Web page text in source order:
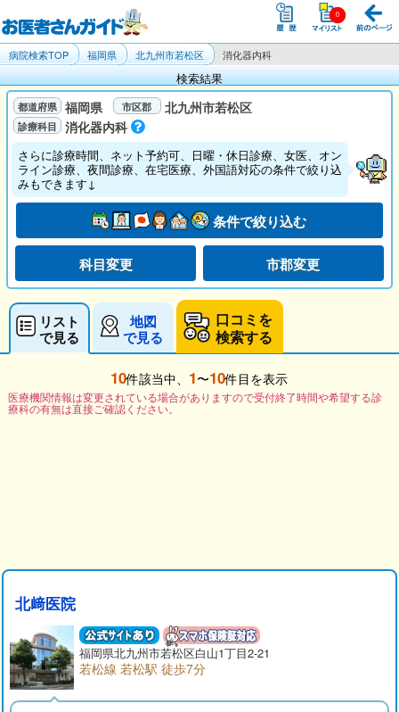
病院検索TOP 福岡県 北九州市若松区 消化器内科
検索結果
福岡県
北九州市若松区
消化器内科
さらに診療時間、ネット予約可、日曜・休日診療、女医、オン
ライン診療、夜間診療、在宅医療、外国語対応の条件で絞り込
みもできます↓
条件で絞り込む
科目変更 市郡変更
リスト
で見る
地図
で見る
口コミを
検索する
10件該当中、 1〜10件目を表示
医療機関情報は変更されている場合がありますので受付終了時間や希望する診
療科の有無は直接ご確認ください。
北﨑医院
福岡県北九州市若松区白山1丁目2-21
若松線 若松駅 徒歩7分